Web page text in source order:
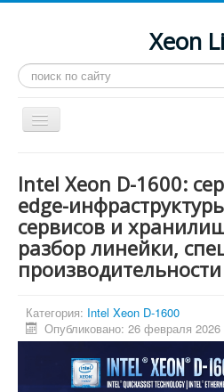
Xeon
Искать...
Toggle
Navigation
LGA 2011-3
LGA 2011
Процессоры
Инструкции
Рейтинги
Конференция
Системные программы
Intel Xeon D-1600:
edge-
сервисов и
разбор линейки,
производительности
Категория: Intel Xeon D-1600
Опубликовано: 26 февраля 2026